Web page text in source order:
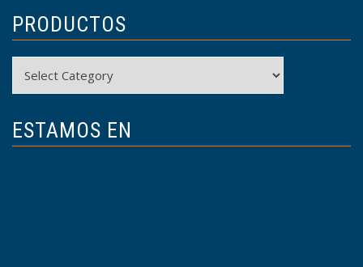
PRODUCTOS
ESTAMOS EN